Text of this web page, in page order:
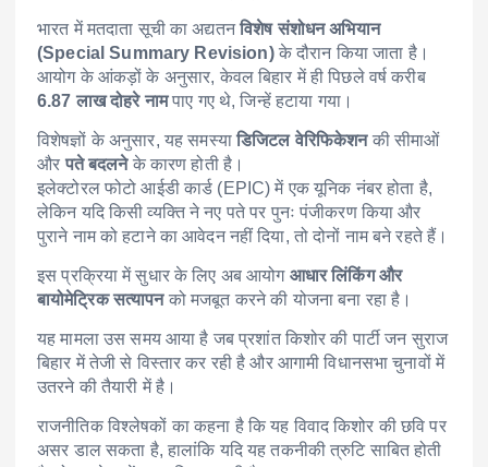
भारत में मतदाता सूची का अद्यतनविशेष संशोधन अभियान
(Special Summary Revision)के दौरान किया जाता है।
आयोग के आंकड़ों के अनुसार, केवल बिहार में ही पिछले वर्ष करीब
6.87 लाख दोहरे नामपाए गए थे, जिन्हें हटाया गया।
विशेषज्ञों के अनुसार, यह समस्याडिजिटल वेरिफिकेशनकी सीमाओं
औरपते बदलनेके कारण होती है।
इलेक्टोरल फोटो आईडी कार्ड (EPIC) में एक यूनिक नंबर होता है,
लेकिन यदि किसी व्यक्ति ने नए पते पर पुनः पंजीकरण किया और
पुराने नाम को हटाने का आवेदन नहीं दिया, तो दोनों नाम बने रहते हैं।
इस प्रक्रिया में सुधार के लिए अब आयोग आधार लिंकिंग और
बायोमेट्रिक सत्यापनको मजबूत करने की योजना बना रहा है।
यह मामला उस समय आया है जब प्रशांत किशोर की पार्टी जन सुराज
बिहार में तेजी से विस्तार कर रही है और आगामी विधानसभा चुनावों में
उतरने की तैयारी में है।
राजनीतिक विश्लेषकों का कहना है कि यह विवाद किशोर की छवि पर
असर डाल सकता है, हालांकि यदि यह तकनीकी त्रुटि साबित होती